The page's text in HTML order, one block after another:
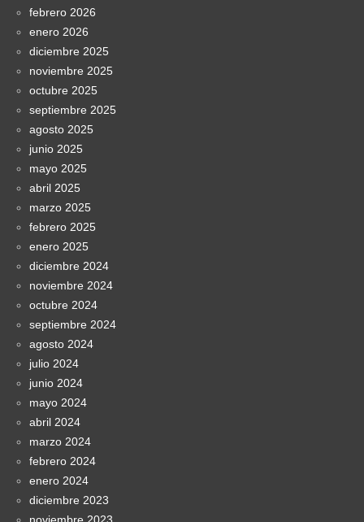
febrero 2026
enero 2026
diciembre 2025
noviembre 2025
octubre 2025
septiembre 2025
agosto 2025
junio 2025
mayo 2025
abril 2025
marzo 2025
febrero 2025
enero 2025
diciembre 2024
noviembre 2024
octubre 2024
septiembre 2024
agosto 2024
julio 2024
junio 2024
mayo 2024
abril 2024
marzo 2024
febrero 2024
enero 2024
diciembre 2023